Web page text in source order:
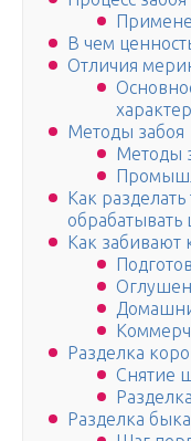
В чем
Отличия
Методы забоя
Методы
Как
обрабатывать
Как забивают
Разделка
Снятие
Разделка быка